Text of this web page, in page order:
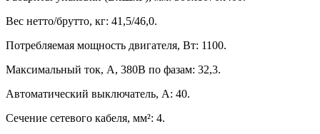
Вес нетто/брутто, кг: 41,5/46,0.
Потребляемая мощность двигателя, Вт: 1100.
Максимальный ток, А, 380В по фазам: 32,3.
Автоматический выключатель, А: 40.
Сечение сетевого кабеля, мм²: 4.